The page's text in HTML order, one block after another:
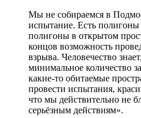
Мы не собираемся в
испытание. Есть полигоны
полигоны в открытом
концов возможность
взрыва. Человечество
минимальное количество
какие-то обитаемые
провести испытания,
что мы действительно не
серьёзным действиям».